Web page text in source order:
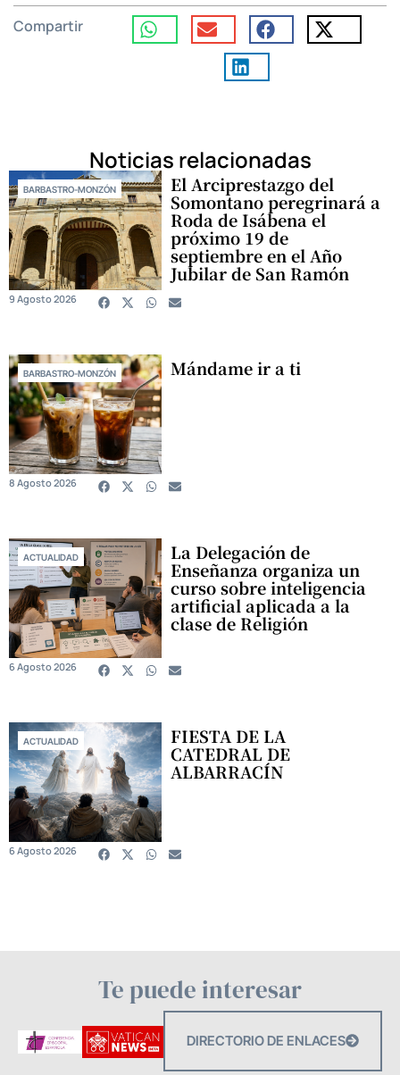
Compartir
Noticias relacionadas
BARBASTRO-MONZÓN El Arciprestazgo del
Somontano peregrinará a
Roda de Isábena el
próximo 19 de
septiembre en el Año
Jubilar de San Ramón
9 Agosto 2026
BARBASTRO-MONZÓN Mándame ir a ti
8 Agosto 2026
ACTUALIDAD La Delegación de
Enseñanza organiza un
curso sobre inteligencia
artificial aplicada a la
clase de Religión
6 Agosto 2026
ACTUALIDAD FIESTA DE LA
CATEDRAL DE
ALBARRACÍN
6 Agosto 2026
Te puede interesar
DIRECTORIO DE ENLACES